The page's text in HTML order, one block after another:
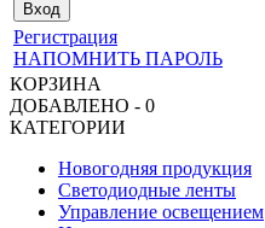
Регистрация
НАПОМНИТЬ ПАРОЛЬ
КОРЗИНА
ДОБАВЛЕНО - 0
КАТЕГОРИИ
Новогодняя продукция
Светодиодные ленты
Управление освещением